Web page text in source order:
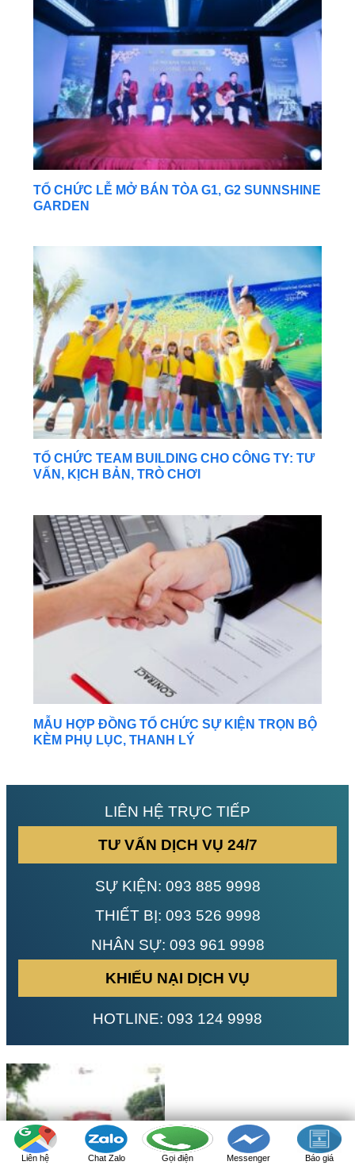
TỔ CHỨC LỄ MỞ BÁN TÒA G1, G2 SUNNSHINE
GARDEN
TỔ CHỨC TEAM BUILDING CHO CÔNG TY: TƯ
VẤN, KỊCH BẢN, TRÒ CHƠI
MẪU HỢP ĐỒNG TỔ CHỨC SỰ KIỆN TRỌN BỘ
KÈM PHỤ LỤC, THANH LÝ
LIÊN HỆ TRỰC TIẾP
TƯ VẤN DỊCH VỤ 24/7
SỰ KIỆN: 093 885 9998
THIẾT BỊ: 093 526 9998
NHÂN SỰ: 093 961 9998
KHIẾU NẠI DỊCH VỤ
HOTLINE: 093 124 9998
Liên hệ Chat Zalo Gọi điện Messenger Báo giá